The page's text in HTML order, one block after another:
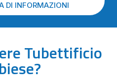
DI INFORMAZIONI
Tubettificio